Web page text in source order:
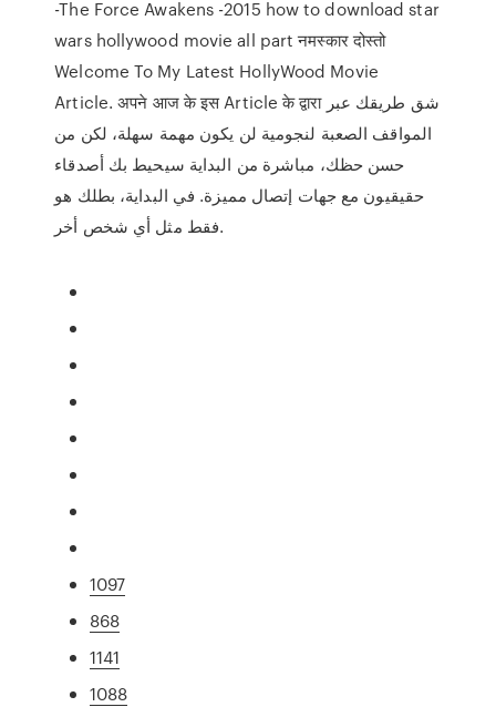
-The Force Awakens -2015 how to download star
wars hollywood movie all part नमस्कार दोस्तो
Welcome To My Latest HollyWood Movie
Article. अपने आज के इस Article के द्वारा شق طريقك عبر
المواقف الصعبة لنجومية لن يكون مهمة سهلة، لكن من
حسن حظك، مباشرة من البداية سيحيط بك أصدقاء
حقيقيون مع جهات إتصال مميزة. في البداية، بطلك هو
فقط مثل أي شخص أخر.
1097
868
1141
1088